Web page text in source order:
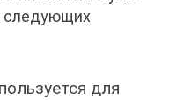
следующих
для